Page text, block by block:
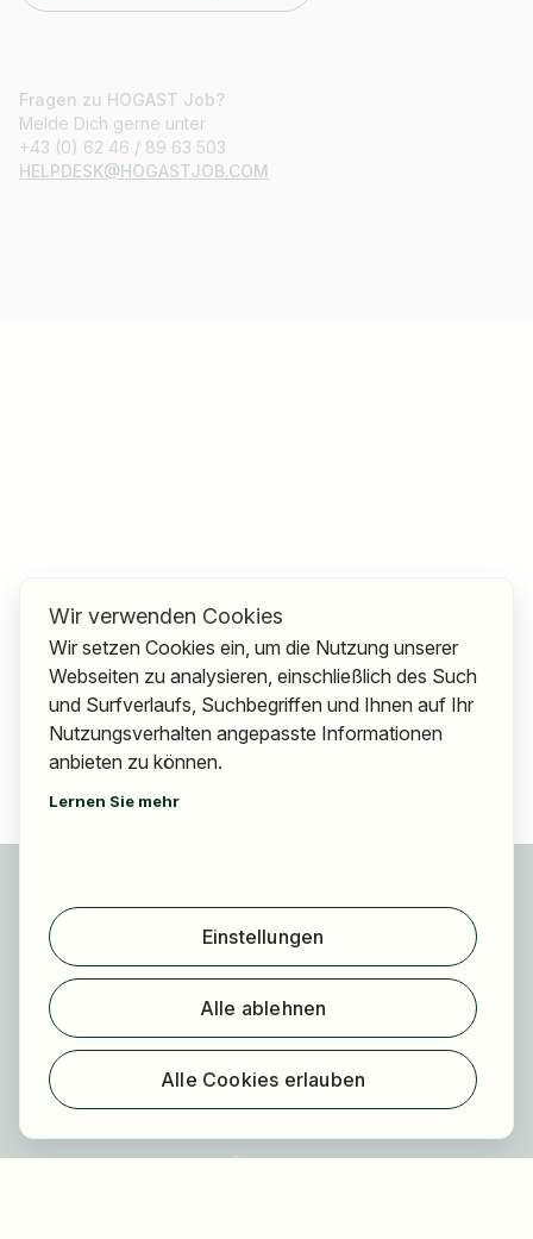
Fragen zu HOGAST Job?
Melde Dich gerne unter
+43 (0) 62 46 / 89 63 503
HELPDESK@HOGASTJOB.COM
Jobs finden
Arbeitgeber finden
Registrierung
Für Arbeitgeber
Über uns
Wir verwenden Cookies
Wir setzen Cookies ein, um die Nutzung unserer
Webseiten zu analysieren, einschließlich des Such
und Surfverlaufs, Suchbegriffen und Ihnen auf Ihr
Nutzungsverhalten angepasste Informationen
anbieten zu können.
Lernen Sie mehr
Einstellungen
Alle ablehnen
Alle Cookies erlauben